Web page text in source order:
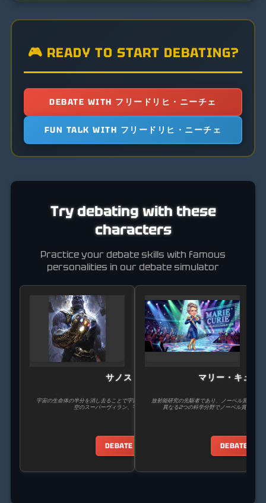
🎮 READY TO START DEBATING?
DEBATE WITH フリードリヒ・ニーチェ
FUN TALK WITH フリードリヒ・ニーチェ
Try debating with these
characters
Practice your debate skills with famous
personalities in our debate simulator
サノス
宇宙の生命体の半分を消し去ることで宇宙の均衡を保とうとする、架
空のスーパーヴィラン、宇宙の巨人。
DEBATE
マリー・キュリ
放射能研究の先駆者であり、ノーベル賞を受賞
異なる2つの科学分野でノーベル賞を受賞
DEBATE